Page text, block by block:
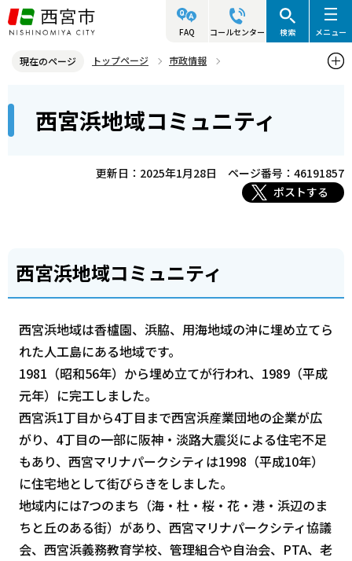
こ
の
ジ
先
FAQ コールセンター 検索 メニュー
現在のページ トップページ
市政情報
西宮コミュニティ協会
西宮浜地域コミュニティ
こ
西宮浜地域コミュニティ
更新日：2025年1月28日
ページ番号：46191857
ポストする
西宮浜地域コミュニティ
西宮浜地域は香櫨園、浜脇、用海地域の沖に埋め立てら
れた人工島にある地域です。
1981（昭和56年）から埋め立てが行われ、1989（平成
元年）に完工しました。
西宮浜1丁目から4丁目まで西宮浜産業団地の企業が広
がり、4丁目の一部に阪神・淡路大震災による住宅不足
もあり、西宮マリナパークシティは1998（平成10年）
に住宅地として街びらきをしました。
地域内には7つのまち（海・杜・桜・花・港・浜辺のま
ちと丘のある街）があり、西宮マリナパークシティ協議
会、西宮浜義務教育学校、管理組合や自治会、PTA、老